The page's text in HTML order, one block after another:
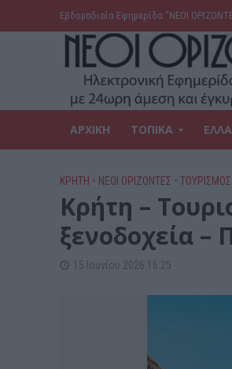
Εβδομαδιαία Εφημερίδα ‘’ΝΕΟΙ
ΑΡΧΙΚΗ ΤΟΠΙΚΑ
ΚΡΗΤΗ • ΝΕΟΙ ΟΡΙΖΟΝΤΕΣ • ΤΟΥΡΙΣΜΟΣ
Κρήτη –
ξενοδοχεία –
15 Ιουνίου 2026 16:25